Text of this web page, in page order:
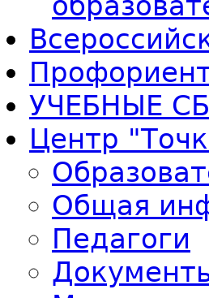
УЧЕБНЫЕ
Центр
Общая
Педагоги